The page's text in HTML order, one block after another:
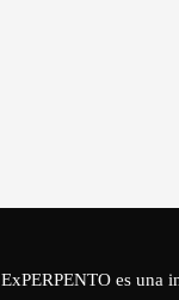
ExPERPENTO es una